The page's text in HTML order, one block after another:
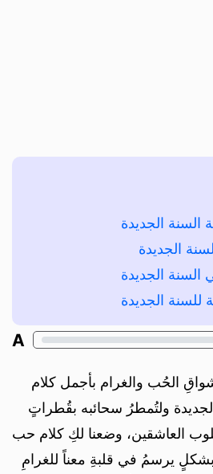
السنة الجديدة
الجديدة
السنة الجديدة
للسنة الجديدة
A
الحُب والغرام بأجمل كلام
ولتُمطرُ سحائبه بقُطراتٍ
العاشقين، وضعنا لكِ كلام حب
بشكلٍ يرسمُ في قلبةِ معناً للغرامِ